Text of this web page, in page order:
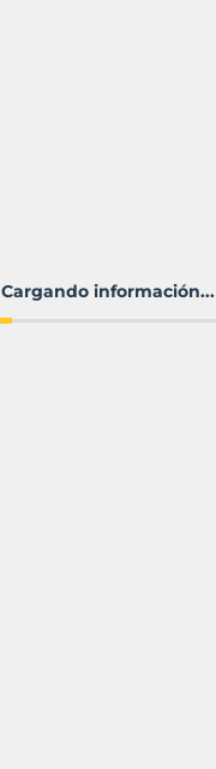
Cargando información...